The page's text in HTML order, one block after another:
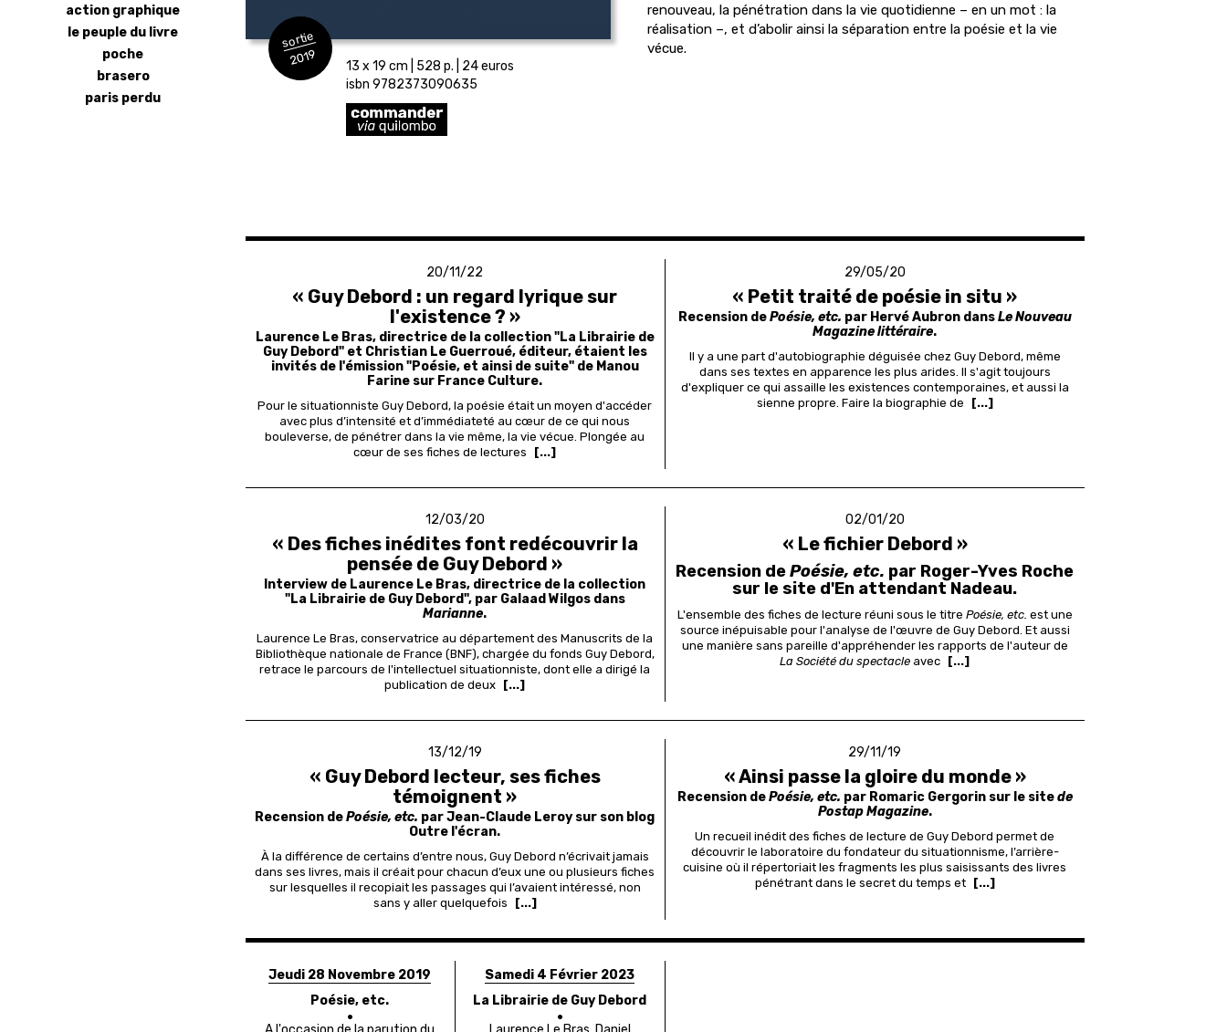
sortie
2019
13 x 19 cm | 528 p. | 24 euros
isbn 9782373090635
renouveau, la pénétration dans la vie quotidienne – en un mot : la
réalisation –, et d’abolir ainsi la séparation entre la poésie et la vie
vécue.
20/11/22
« Guy Debord : un regard lyrique sur
l'existence ? »
Laurence Le Bras, directrice de la collection "La Librairie de
Guy Debord" et Christian Le Guerroué, éditeur, étaient les
invités de l'émission "Poésie, et ainsi de suite" de Manou
Farine sur France Culture.
Pour le situationniste Guy Debord, la poésie était un moyen d'accéder
avec plus d’intensité et d’immédiateté au cœur de ce qui nous
bouleverse, de pénétrer dans la vie même, la vie vécue. Plongée au
cœur de ses fiches de lectures
[...]
29/05/20
« Petit traité de poésie in situ »
Recension dePoésie, etc. par Hervé Aubron dansLe Nouveau
Magazine littéraire.
Il y a une part d'autobiographie déguisée chez Guy Debord, même
dans ses textes en apparence les plus arides. Il s'agit toujours
d'expliquer ce qui assaille les existences contemporaines, et aussi la
sienne propre. Faire la biographie de
[...]
12/03/20
« Des fiches inédites font redécouvrir la
pensée de Guy Debord »
Interview de Laurence Le Bras, directrice de la collection
"La Librairie de Guy Debord", par Galaad Wilgos dans
Marianne.
Laurence Le Bras, conservatrice au département des Manuscrits de la
Bibliothèque nationale de France (BNF), chargée du fonds Guy Debord,
retrace le parcours de l'intellectuel situationniste, dont elle a dirigé la
publication de deux
[...]
02/01/20
« Le fichier Debord »
Recension dePoésie, etc. par Roger-Yves Roche
sur le site d'En attendant Nadeau.
L'ensemble des fiches de lecture réuni sous le titre Poésie, etc. est une
source inépuisable pour l'analyse de l'œuvre de Guy Debord. Et aussi
une manière sans pareille d'appréhender les rapports de l'auteur de
La Société du spectacleavec [...]
13/12/19
« Guy Debord lecteur, ses fiches
témoignent »
Recension dePoésie, etc. par Jean-Claude Leroy sur son blog
Outre l'écran.
À la différence de certains d’entre nous, Guy Debord n’écrivait jamais
dans ses livres, mais il créait pour chacun d’eux une ou plusieurs fiches
sur lesquelles il recopiait les passages qui l’avaient intéressé, non
sans y aller quelquefois
[...]
29/11/19
« Ainsi passe la gloire du monde »
Recension dePoésie, etc. par Romaric Gergorin sur le sitede
Postap Magazine.
Un recueil inédit des fiches de lecture de Guy Debord permet de
découvrir le laboratoire du fondateur du situationnisme, l’arrière-
cuisine où il répertoriait les fragments les plus saisissants des livres
pénétrant dans le secret du temps et
[...]
Jeudi 28 Novembre 2019
Poésie, etc.
Samedi 4 Février 2023
La Librairie de Guy Debord
action graphique
le peuple du livre
poche
brasero
paris perdu